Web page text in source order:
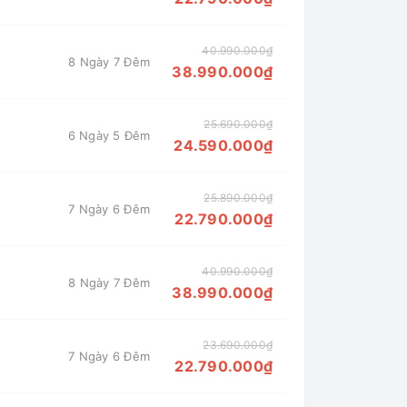
tận mắt chứng kiến Đội quân Đất
đời mới.
chi phí ẩn. Nhiều ưu đãi hấp dẫn
8 Ngày 7 Đêm
40.990.000₫
38.990.000₫
6 Ngày 5 Đêm
25.690.000₫
24.590.000₫
7 Ngày 6 Đêm
25.890.000₫
22.790.000₫
8 Ngày 7 Đêm
40.990.000₫
38.990.000₫
7 Ngày 6 Đêm
23.690.000₫
22.790.000₫